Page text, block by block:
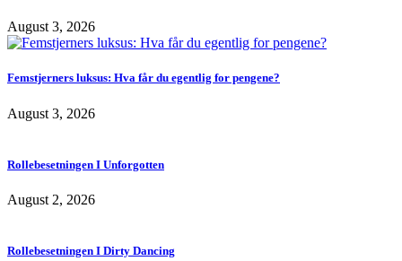
August 3, 2026
Femstjerners luksus: Hva får du egentlig for pengene?
August 3, 2026
Rollebesetningen I Unforgotten
August 2, 2026
Rollebesetningen I Dirty Dancing